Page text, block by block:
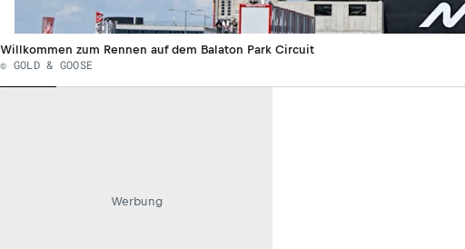
Willkommen zum Rennen auf dem Balaton Park Circuit
© GOLD & GOOSE
Werbung